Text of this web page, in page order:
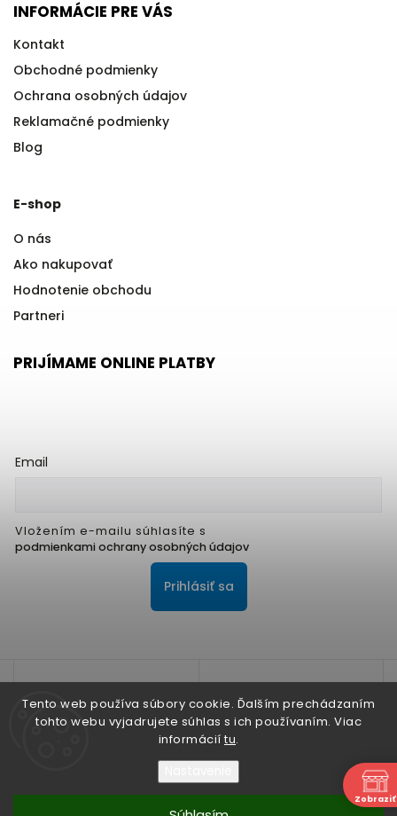
Tento web používa súbory cookie. Ďalším prechádzaním
tohto webu vyjadrujete súhlas s ich používaním. Viac
informácií tu.
INFORMÁCIE PRE VÁS
Kontakt
Obchodné podmienky
Ochrana osobných údajov
Reklamačné podmienky
Blog
E-shop
O nás
Ako nakupovať
Hodnotenie obchodu
Partneri
PRIJÍMAME ONLINE PLATBY
Email
Vložením e-mailu súhlasíte s
podmienkami ochrany osobných údajov
Prihlásiť sa
ALPIS SHOP. Všetky práva vyhradené.
Zobraziť
Na zlepšenie našich služieb používame cookies. O ich
používaní a možnostiach nastavenia sa dozviete viac v
Nesúhlasím